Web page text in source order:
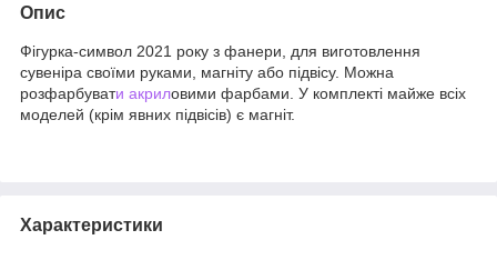
Опис
Фігурка-символ 2021 року з фанери, для виготовлення
сувеніра своїми руками, магніту або підвісу. Можна
розфарбувати акриловими фарбами. У комплекті майже всіх
моделей (крім явних підвісів) є магніт.
Характеристики